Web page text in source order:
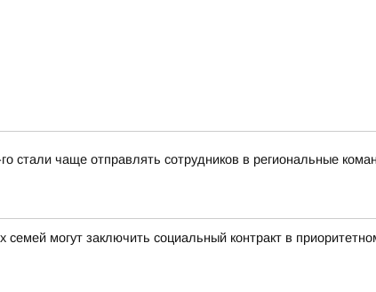
стали чаще отправлять сотрудников в региональные
могут заключить социальный контракт в